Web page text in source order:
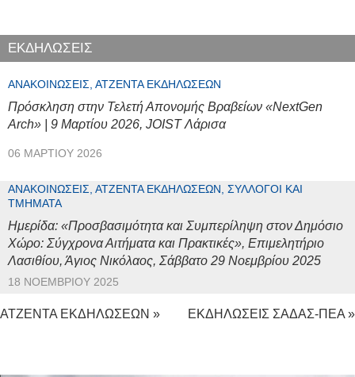
ΕΚΔΗΛΩΣΕΙΣ
ΑΝΑΚΟΙΝΏΣΕΙΣ, ΑΤΖΈΝΤΑ ΕΚΔΗΛΏΣΕΩΝ
Πρόσκληση στην Τελετή Απονομής Βραβείων «NextGen
Arch» | 9 Μαρτίου 2026, JOIST Λάρισα
06 ΜΑΡΤΊΟΥ 2026
ΑΝΑΚΟΙΝΏΣΕΙΣ, ΑΤΖΈΝΤΑ ΕΚΔΗΛΏΣΕΩΝ, ΣΎΛΛΟΓΟΙ ΚΑΙ
ΤΜΉΜΑΤΑ
Ημερίδα: «Προσβασιμότητα και Συμπερίληψη στον Δημόσιο
Χώρο: Σύγχρονα Αιτήματα και Πρακτικές», Επιμελητήριο
Λασιθίου, Άγιος Νικόλαος, Σάββατο 29 Νοεμβρίου 2025
18 ΝΟΕΜΒΡΊΟΥ 2025
ΑΤΖΕΝΤΑ ΕΚΔΗΛΩΣΕΩΝ » ΕΚΔΗΛΩΣΕΙΣ ΣΑΔΑΣ-ΠΕΑ »